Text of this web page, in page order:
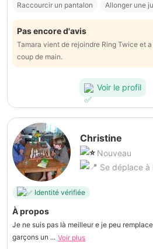
Raccourcir un pantalon Allonger une
Pas encore d'avis
Tamara vient de rejoindre Ring Twice et
coup de main.
Voir le profil
Christine
Nouveau
Se déplace à
Identité vérifiée
À propos
Je ne suis pas là meilleur e je peu
garçons un ... Voir plus